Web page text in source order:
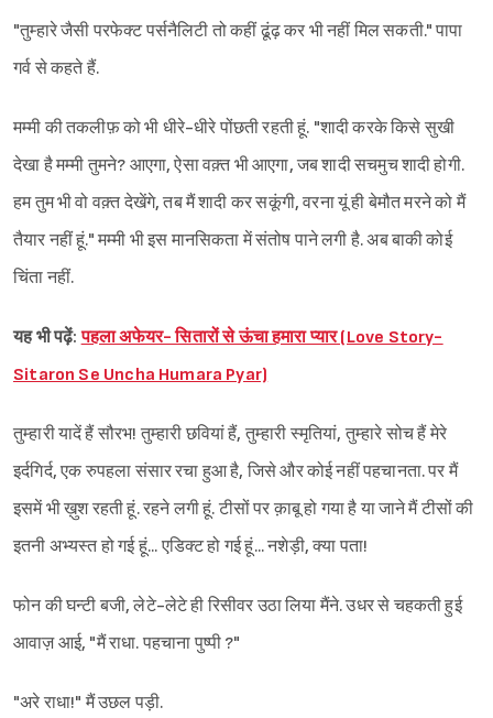
"तुम्हारे जैसी परफेक्ट पर्सनैलिटी तो कहीं ढूंढ़ कर भी नहीं मिल सकती." पापा
गर्व से कहते हैं.
मम्मी की तकलीफ़ को भी धीरे-धीरे पोंछती रहती हूं. "शादी करके किसे सुखी
देखा है मम्मी तुमने? आएगा, ऐसा वक़्त भी आएगा, जब शादी सचमुच शादी होगी.
हम तुम भी वो वक़्त देखेंगे, तब मैं शादी कर सकूंगी, वरना यूं ही बेमौत मरने को मैं
तैयार नहीं हूं." मम्मी भी इस मानसिकता में संतोष पाने लगी है. अब बाकी कोई
चिंता नहीं.
यह भी पढ़ें:पहला अफेयर- सितारों से ऊंचा हमारा प्यार (Love Story-
Sitaron Se Uncha Humara Pyar)
तुम्हारी यादें हैं सौरभ! तुम्हारी छवियां हैं, तुम्हारी स्मृतियां, तुम्हारे सोच हैं मेरे
इर्दगिर्द, एक रुपहला संसार रचा हुआ है, जिसे और कोई नहीं पहचानता. पर मैं
इसमें भी ख़ुश रहती हूं. रहने लगी हूं. टीसों पर क़ाबू हो गया है या जाने मैं टीसों की
इतनी अभ्यस्त हो गई हूं... एडिक्ट हो गई हूं... नशेड़ी, क्या पता!
फोन की घन्टी बजी, लेटे-लेटे ही रिसीवर उठा लिया मैंने. उधर से चहकती हुई
आवाज़ आई, "मैं राधा. पहचाना पुष्पी ?"
"अरे राधा!" मैं उछल पड़ी.